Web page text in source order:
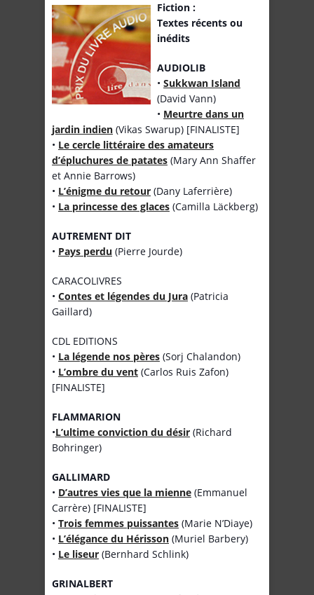
Fiction :
Textes récents ou
inédits
AUDIOLIB
•Sukkwan Island
(David Vann)
• Meurtre dans un
jardin indien (Vikas Swarup) [FINALISTE]
• Le cercle littéraire des amateurs
d’épluchures de patates (Mary Ann Shaffer
et Annie Barrows)
• L’énigme du retour (Dany Laferrière)
• La princesse des glaces (Camilla Läckberg)
AUTREMENT DIT
• Pays perdu (Pierre Jourde)
CARACOLIVRES
• Contes et légendes du Jura (Patricia
Gaillard)
CDL EDITIONS
• La légende nos pères (Sorj Chalandon)
• L’ombre du vent (Carlos Ruis Zafon)
[FINALISTE]
FLAMMARION
•L’ultime conviction du désir (Richard
Bohringer)
GALLIMARD
• D’autres vies que la mienne (Emmanuel
Carrère) [FINALISTE]
• Trois femmes puissantes (Marie N’Diaye)
• L’élégance du Hérisson (Muriel Barbery)
• Le liseur (Bernhard Schlink)
GRINALBERT